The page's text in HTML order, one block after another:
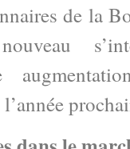
de la